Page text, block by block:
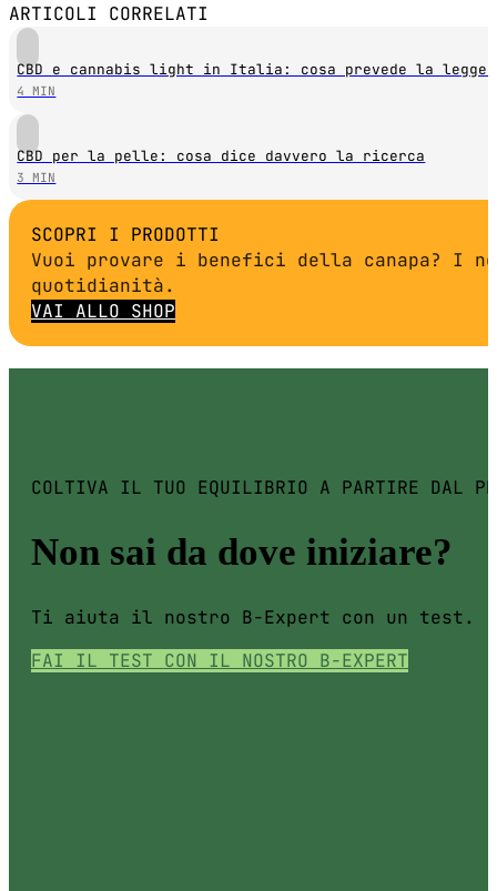
ARTICOLI CORRELATI
CBD e cannabis light in Italia: cosa prevede la legge
4 MIN
CBD per la pelle: cosa dice davvero la ricerca
3 MIN
SCOPRI I PRODOTTI
Vuoi provare i benefici della canapa?
quotidianità.
VAI ALLO SHOP
COLTIVA IL TUO EQUILIBRIO A PARTIRE DAL
Non sai da dove iniziare?
Ti aiuta il nostro B-Expert con un test.
FAI IL TEST CON IL NOSTRO B-EXPERT